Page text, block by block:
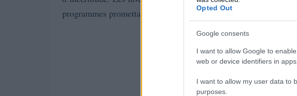
Opted Out
Google consents
I want to allow Google to
web or device identifiers in apps.
I want to allow my user data to
purposes.
programmes promettant des rendements rapides.